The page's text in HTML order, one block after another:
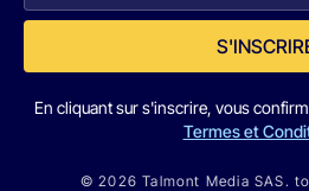
En cliquant sur s'inscrire, vous
Termes et
© 2026 Talmont Media SAS.